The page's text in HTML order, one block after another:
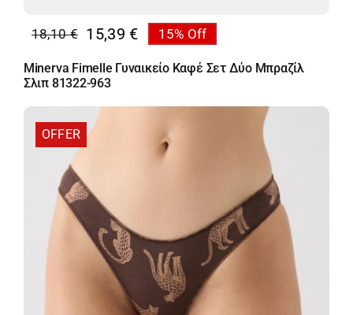
18,10€
Original
price
was:
15,39 €
Η
τρέχουσα
τιμή
15,39 €.
15% Off
Minerva Fimelle Γυναικείο Καφέ Σετ Δύο Μπραζίλ
Σλιπ 81322-963
OFFER